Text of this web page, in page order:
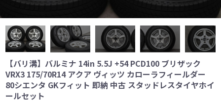
【バリ溝】バルミナ 14in 5.5J +54 PCD100 ブリザック
VRX3 175/70R14 アクア ヴィッツ カローラフィールダー
80シエンタ GKフィット 即納 中古 スタッドレスタイヤホイ
ールセット